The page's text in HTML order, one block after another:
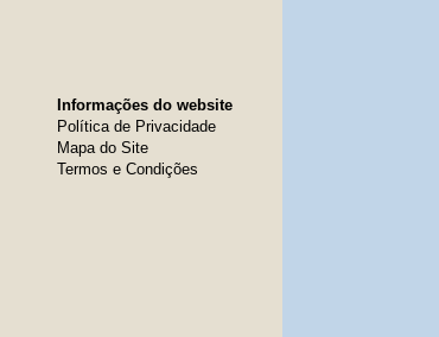
Informações do website
Política de Privacidade
Mapa do Site
Termos e Condições